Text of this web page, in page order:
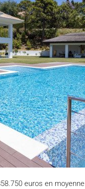
euros en moyenne